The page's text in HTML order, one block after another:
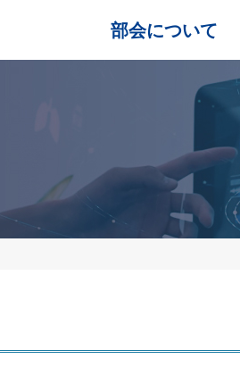
部会について